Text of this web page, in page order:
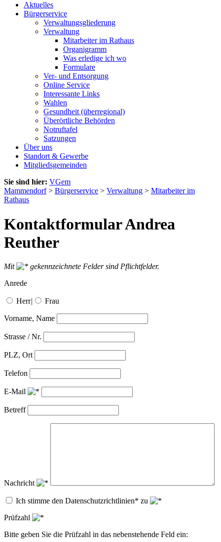
Aktuelles
Bürgerservice
Verwaltungsgliederung
Verwaltung
Mitarbeiter im Rathaus
Organigramm
Was erledige ich wo
Formulare
Ver- und Entsorgung
Online Service
Interessante Links
Wahlen
Gesundheit (überregional)
Überörtliche Behörden
Notruftafel
Satzungen
Über uns
Standort & Gewerbe
Mitgliedsgemeinden
Sie sind hier: VGem
Mammendorf> Bürgerservice > Verwaltung > Mitarbeiter im
Rathaus
Kontaktformular Andrea
Reuther
Mit
gekennzeichnete Felder sind Pflichtfelder.
Anrede
Herr| Frau
Vorname, Name
Strasse / Nr.
PLZ, Ort
Telefon
E-Mail
Betreff
Nachricht
Ich stimme den Datenschutzrichtlinien* zu
Prüfzahl
Bitte geben Sie die Prüfzahl in das nebenstehende Feld ein: